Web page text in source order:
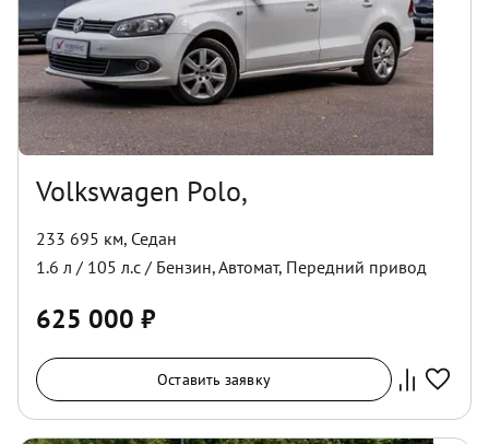
Volkswagen Polo,
233 695 км, Седан
1.6 л / 105 л.с / Бензин,Автомат, Передний привод
625 000 ₽
Оставить заявку